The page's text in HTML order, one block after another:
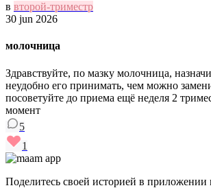
в второй-триместр
30 jun 2026
молочница
Здравствуйте, по мазку молочница,
неудобно его принимать, чем можно
посоветуйте до приема ещё неделя 2
момент
5
1
Поделитесь своей историей в приложении